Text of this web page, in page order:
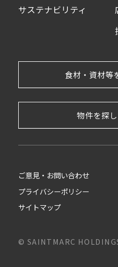
サステナビリティ
食材・資材等
物件を探
ご意見・お問い合わせ
プライバシーポリシー
サイトマップ
© SAINTMARC